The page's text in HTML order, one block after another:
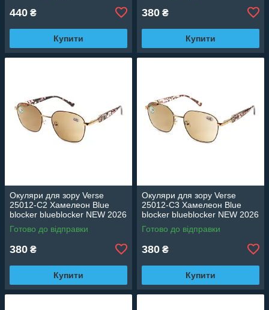
440 ₴
Купити
380 ₴
Купити
Окуляри для зору Verse
25012-C2 Хамелеон Blue
blocker blueblocker NEW 2026
Готово до відправки
380 ₴
Купити
Окуляри для зору Verse
25012-C3 Хамелеон Blue
blocker blueblocker NEW 2026
Готово до відправки
380 ₴
Купити